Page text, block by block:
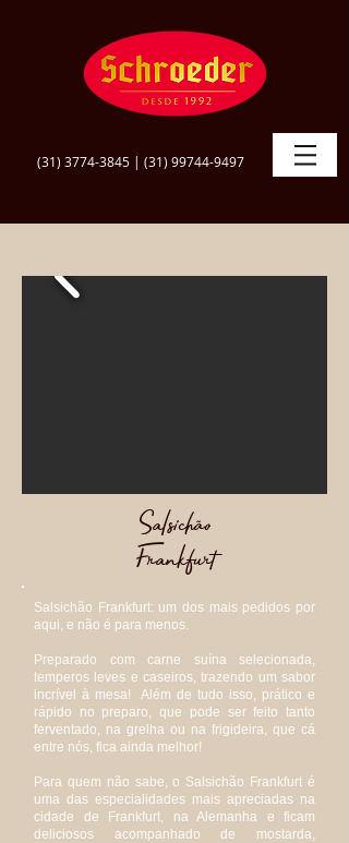
(31) 3774-3845| (31) 99744-9497
Salsichão
Frankfurt
Salsichão Frankfurt: um dos mais pedidos por
aqui, e não é para menos.
Preparado com carne suína selecionada,
temperos leves e caseiros, trazendo um sabor
incrível à mesa! Além de tudo isso, prático e
rápido no preparo, que pode ser feito tanto
ferventado, na grelha ou na frigideira, que cá
entre nós, fica ainda melhor!
Para quem não sabe, o Salsichão Frankfurt é
uma das especialidades mais apreciadas na
cidade de Frankfurt, na Alemanha e ficam
deliciosos acompanhado de mostarda,